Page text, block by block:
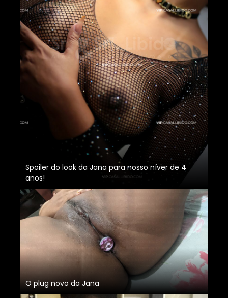
Spoiler do look da Jana para nosso níver de 4
anos!
O plug novo da Jana